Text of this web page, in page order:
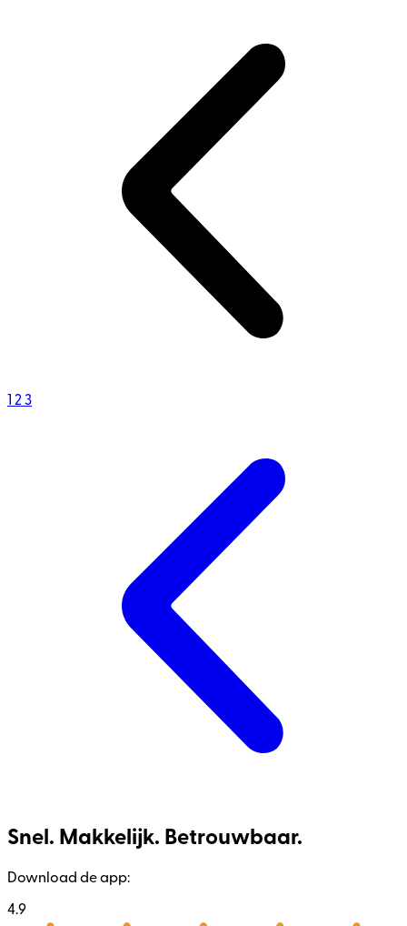
1 23
Snel. Makkelijk. Betrouwbaar.
Download de app:
4.9